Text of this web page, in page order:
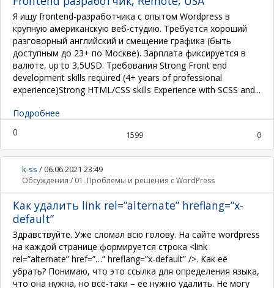
Я ищу frontend-разработчика с опытом Wordpress в
крупную американскую веб-студию. Требуется хороший
разговорный английский и смещение графика (быть
доступным до 23+ по Москве). Зарплата фиксируется в
валюте, up to 3,5USD. Требования Strong Front end
development skills required (4+ years of professional
experience)Strong HTML/CSS skills Experience with SCSS and...
Подробнее
0
1599 0
k-ss /06.06.2021 23:49
Обсуждения / 01. Проблемы и решения с WordPress
Как удалить link rel=”alternate” hreflang=”x-
default”
Здравствуйте. Уже сломал всю голову. На сайте wordpress
на каждой странице формируется строка <link
rel=”alternate” href=”…” hreflang=”x-default” />. Как её
убрать? Понимаю, что это ссылка для определения языка,
что она нужна, но всё-таки – её нужно удалить. Не могу